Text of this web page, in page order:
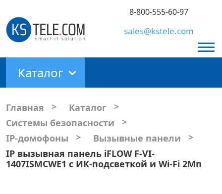
8-800-555-60-97
sales@kstele.com
Каталог
Главная > Каталог
>
Системы безопасности
>
IP-домофоны
> Вызывные панели
>
IP вызывная панель iFLOW F-VI-
1407ISMCWE1 с ИК-подсветкой и Wi-Fi 2Мп